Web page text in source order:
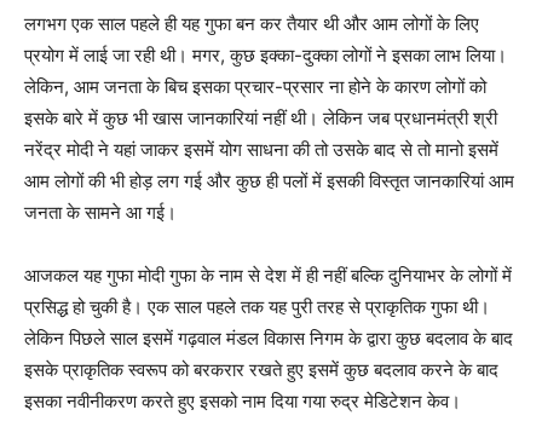
लगभग एक साल पहले ही यह गुफा बन कर तैयार थी और आम लोगों के लिए
प्रयोग में लाई जा रही थी। मगर, कुछ इक्का-दुक्का लोगों ने इसका लाभ लिया।
लेकिन, आम जनता के बिच इसका प्रचार-प्रसार ना होने के कारण लोगों को
इसके बारे में कुछ भी खास जानकारियां नहीं थी। लेकिन जब प्रधानमंत्री श्री
नरेंद्र मोदी ने यहां जाकर इसमें योग साधना की तो उसके बाद से तो मानो इसमें
आम लोगों की भी होड़ लग गई और कुछ ही पलों में इसकी विस्तृत जानकारियां आम
जनता के सामने आ गई।
आजकल यह गुफा मोदी गुफा के नाम से देश में ही नहीं बल्कि दुनियाभर के लोगों में
प्रसिद्ध हो चुकी है। एक साल पहले तक यह पुरी तरह से प्राकृतिक गुफा थी।
लेकिन पिछले साल इसमें गढ़वाल मंडल विकास निगम के द्वारा कुछ बदलाव के बाद
इसके प्राकृतिक स्वरूप को बरकरार रखते हुए इसमें कुछ बदलाव करने के बाद
इसका नवीनीकरण करते हुए इसको नाम दिया गया रुद्र मेडिटेशन केव।